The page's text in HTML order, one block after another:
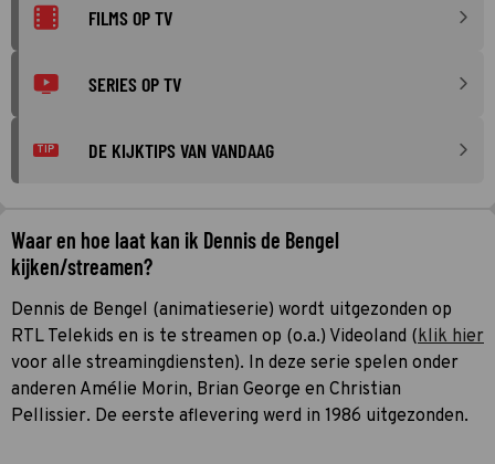
FILMS OP TV
SERIES OP TV
TIP DE KIJKTIPS VAN VANDAAG
Waar en hoe laat kan ik Dennis de Bengel
kijken/streamen?
Dennis de Bengel (animatieserie) wordt uitgezonden op
RTL Telekids en is te streamen op (o.a.) Videoland (klik hier
voor alle streamingdiensten). In deze serie spelen onder
anderen Amélie Morin, Brian George en Christian
Pellissier. De eerste aflevering werd in 1986 uitgezonden.